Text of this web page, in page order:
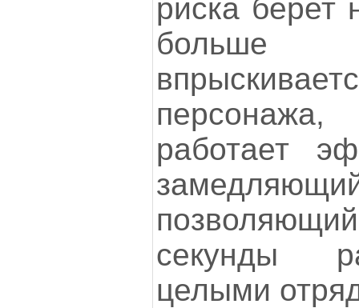
риска берет
больше
работает
секунды
целыми